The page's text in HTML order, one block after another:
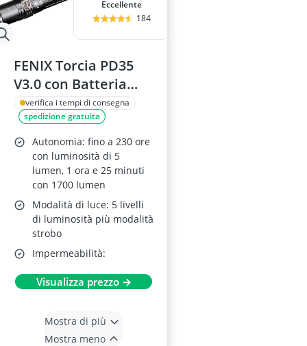
Eccellente
184
FENIX Torcia PD35
V3.0 con Batteria
USB ARB-L18-2600U
verifica i tempi di consegna
spedizione gratuita
Autonomia: fino a 230 ore
con luminosità di 5
lumen, 1 ora e 25 minuti
con 1700 lumen
Modalità di luce: 5 livelli
di luminosità più modalità
strobo
Impermeabilità:
Visualizza prezzo →
Mostra di più
Mostra meno